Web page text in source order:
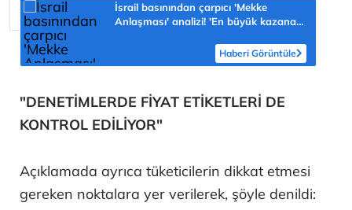
İsrail basınından çarpıcı 'Mekke
Anlaşması' analizi! 'En büyük kazanan
Haberi Görüntüle
"DENETİMLERDE FİYAT ETİKETLERİ DE
KONTROL EDİLİYOR"
Açıklamada ayrıca tüketicilerin dikkat etmesi
gereken noktalara yer verilerek, şöyle denildi: